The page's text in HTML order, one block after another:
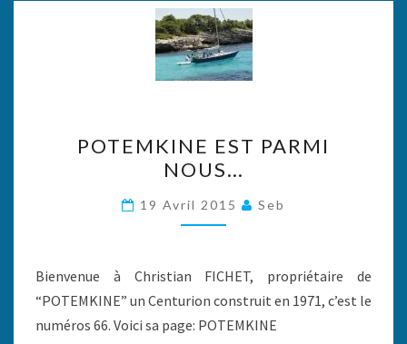
EST
PARMI
NOUS…
POTEMKINE EST PARMI
NOUS…
19 Avril 2015 Seb
Bienvenue à Christian FICHET, propriétaire de
“POTEMKINE” un Centurion construit en 1971, c’est le
numéros 66. Voici sa page: POTEMKINE